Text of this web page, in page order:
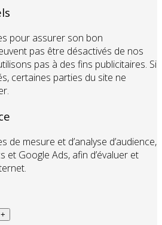
pour assurer son bon
pas être désactivés de nos
pas à des fins publicitaires. Si
certaines parties du site ne
de mesure et d’analyse d’audience,
et Google Ads, afin d’évaluer et
+